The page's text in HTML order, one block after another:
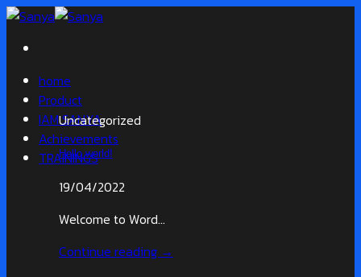
Skip
content
home
Product
IAM SANYA
Achievements
TRAININGS
Uncategorized
Hello world!
19/04/2022
Welcome to Word...
Continue reading →